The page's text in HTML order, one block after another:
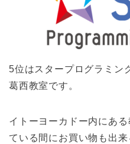
5位はスタープログラミン
葛西教室です。
イトーヨーカドー内にあ
ている間にお買い物も出